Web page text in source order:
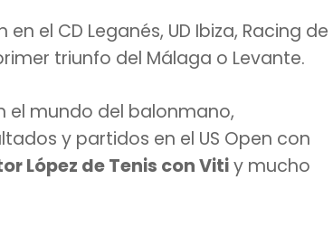
el CD Leganés, UD Ibiza, Racing de
triunfo del Málaga o Levante.
el mundo del balonmano,
y partidos en el US Open con
López de Tenis con Vitiy mucho